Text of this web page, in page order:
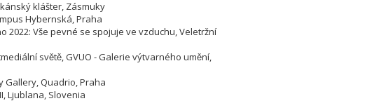
klášter, Zásmuky
Hybernská, Praha
2022: Vše pevné se spojuje ve vzduchu, Veletržní
světě, GVUO - Galerie výtvarného umění,
Gallery, Quadrio, Praha
Ljublana, Slovenia